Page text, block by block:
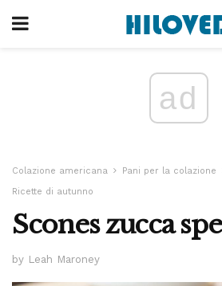
ad
Colazione americana Pani per la colazione
Ricette di autunno
Scones zucca
by Leah Maroney